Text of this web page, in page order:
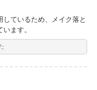
ているため、メイク落と
ます。